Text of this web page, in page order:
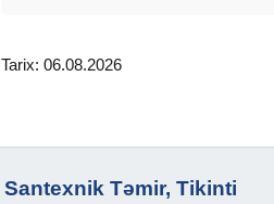
Tarix: 06.08.2026
Santexnik Təmir, Tikinti